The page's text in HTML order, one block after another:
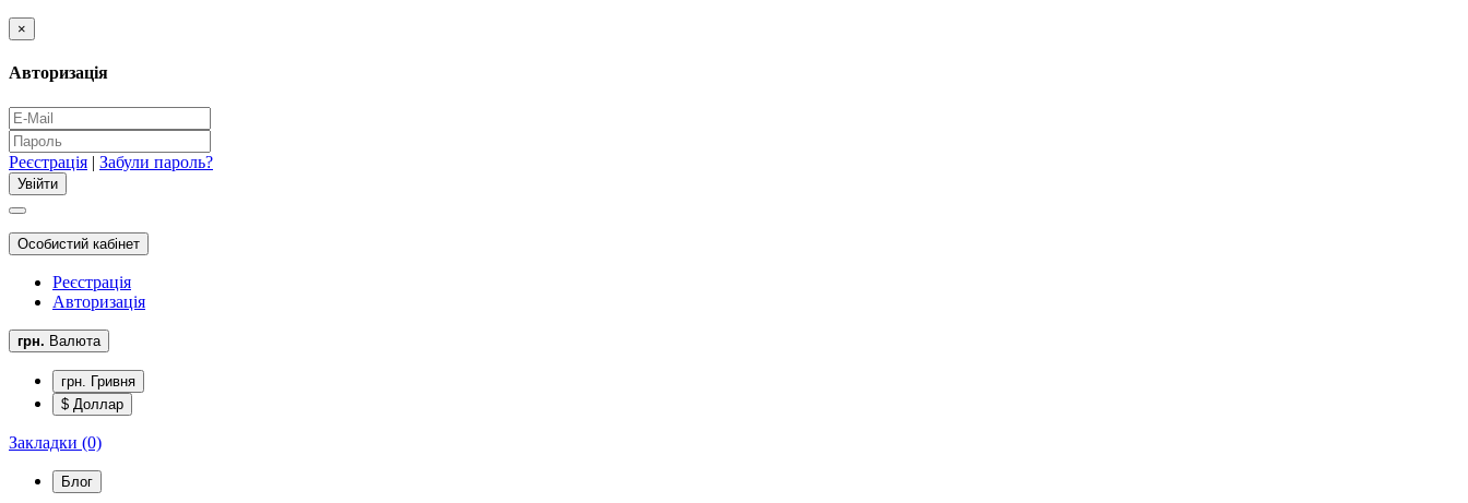
×
Авторизація
Реєстрація | Забули пароль?
Особистий кабінет
Реєстрація
Авторизація
грн. Валюта
грн. Гривня
$ Доллар
Закладки (0)
Блог